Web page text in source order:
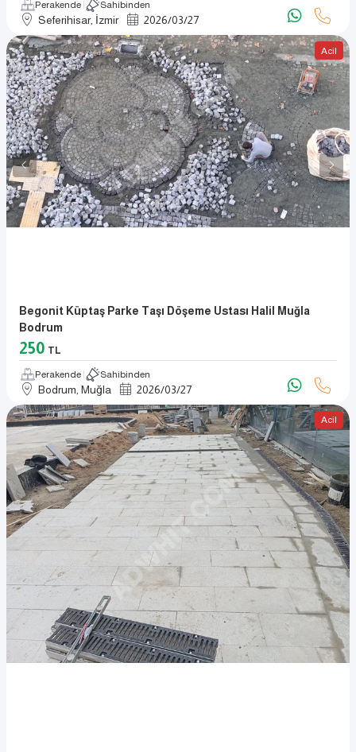
Perakende Sahibinden
Seferihisar, İzmir 2026/03/27
Acil
Begonit Küptaş Parke Taşı Döşeme Ustası Halil Muğla
Bodrum
250 TL
Perakende Sahibinden
Bodrum, Muğla 2026/03/27
Acil